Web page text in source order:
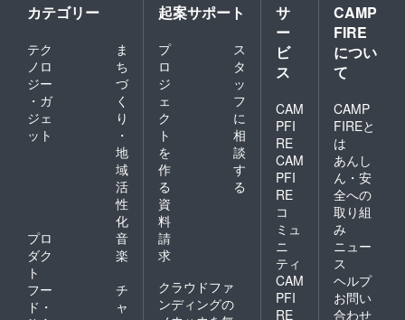
カテゴリー
テク
ノロ
ジー
・ガ
ジェ
ット
ま
ち
づ
く
り
・
地
域
活
性
化
プロ
ダク
ト
音
楽
フー
ド・
チ
ャ
起案サポート
プ
ロ
ジ
ェ
ク
ト
を
作
る
ス
タ
ッ
フ
に
相
談
す
る
資
料
請
求
クラウドファ
ンディングの
サ
ー
ビ
ス
CAM
PFI
RE
CAM
PFI
RE
コ
ミュ
ニ
ティ
CAM
PFI
RE
CAMP
FIRE
につい
て
CAMP
FIREと
は
あんし
ん・安
全への
取り組
み
ニュー
ス
ヘルプ
お問い
合わせ